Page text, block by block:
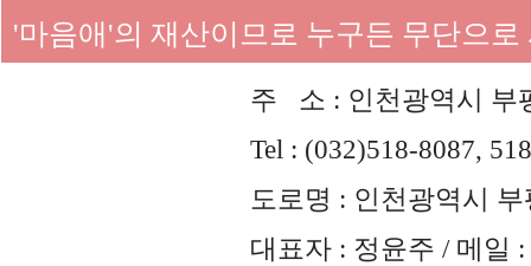
'마음애'의 재산이므로 누구든 무단으
주 소 : 인천광역시 부
Tel : (032)518-8087,
도로명 : 인천광역시
대표자 : 정윤주 / 메일 :